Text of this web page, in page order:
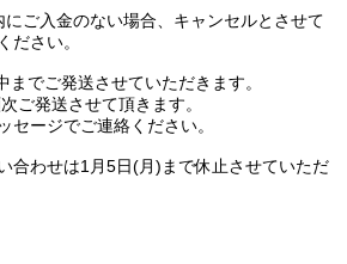
ご入金のない場合、キャンセルとさせて
ださい。
でご発送させていただきます。
ご発送させて頂きます。
セージでご連絡ください。
合わせは1月5日(月)まで休止させていただ